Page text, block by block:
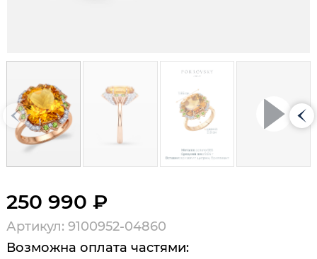
250 990 ₽
Артикул: 9100952-04860
Возможна оплата частями: